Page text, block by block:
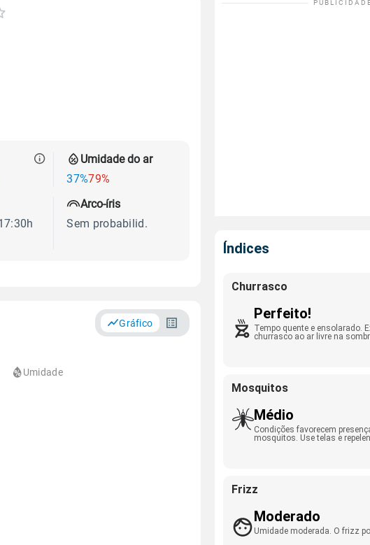
Umidade do ar
37%79%
Arco-íris
Sem probabilid.
Gráfico
Umidade
Índices
Churrasco
Perfeito!
Tempo quente e ensolarado.
churrasco ao ar livre na
Mosquitos
Médio
Condições favorecem
mosquitos. Use telas e
Frizz
Moderado
Umidade moderada. O frizz